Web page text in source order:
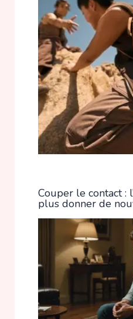
Couper le contact :
plus donner de